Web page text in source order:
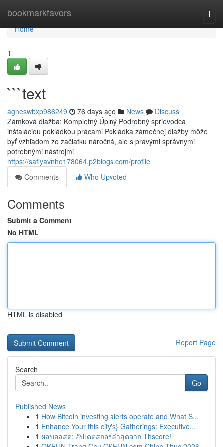
bookmarkfavors
Home
Home
1
```text
agneswbxp986249 76 days ago News
Discuss
Zámková dlažba: Kompletný Úplný Podrobný sprievodca
inštaláciou pokládkou prácami Pokládka zámečnej dlažby môže
byť vzhľadom zo začiatku náročná, ale s pravými správnymi
potrebnými nástrojmi
https://safiyavnhe178064.p2blogs.com/profile
Comments
Who Upvoted
Comments
Submit a Comment
No HTML
HTML is disabled
Report Page
Search
Go
Published News
1 How Bitcoin investing alerts operate and What S...
1 Enhance Your this city's} Gatherings: Executive...
1 ผลบอลสด: อัปเดตสกอร์ล่าสุดจาก Thscore!